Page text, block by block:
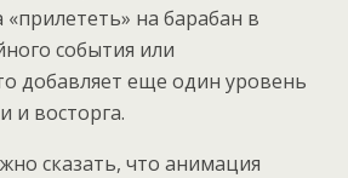
на барабан в
события или
добавляет еще один уровень
и восторга.
сказать, что анимация